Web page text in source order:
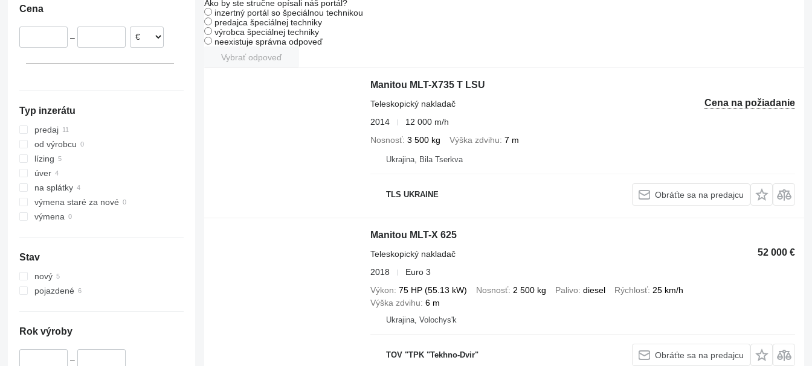
560MT 1135
MT 1235
MT 1440
MT 1740
MT 1840
Cena
–
Typ inzerátu
predaj
od výrobcu
lízing
úver
na splátky
výmena staré za nové
výmena
Stav
nový
pojazdené
Rok výroby
–
Ako by ste stručne opísali náš portál?
inzertný portál so špeciálnou technikou
predajca špeciálnej techniky
výrobca špeciálnej techniky
neexistuje správna odpoveď
Vybrať odpoveď
Manitou MLT-X735 T LSU
Cena na požiadanie
Teleskopický nakladač
2014
12 000 m/h
Nosnosť 3 500 kg Výška zdvihu 7 m
Ukrajina, Bila Tserkva
TLS UKRAINE Obráťte sa na predajcu
Manitou MLT-X 625
52 000 €
Teleskopický nakladač
2018
Euro 3
Výkon 75 HP (55.13 kW) Nosnosť 2 500 kg Palivo diesel Rýchlosť 25 km/h
Výška zdvihu 6 m
Ukrajina, Volochys'k
TOV "TPK "Tekhno-Dvir" Obráťte sa na predajcu